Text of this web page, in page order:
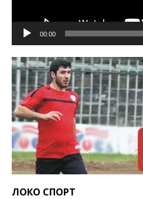
00:00
ЛОКО СПОРТ